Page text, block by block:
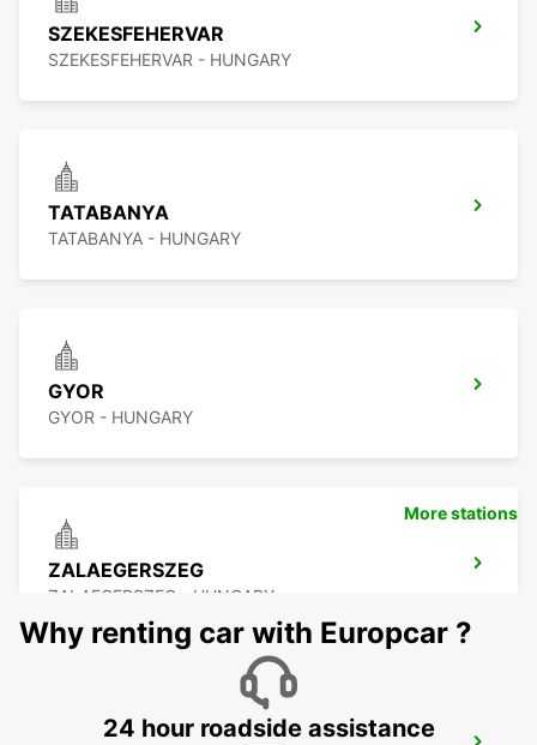
SZEKESFEHERVAR
SZEKESFEHERVAR - HUNGARY
TATABANYA
TATABANYA - HUNGARY
GYOR
GYOR - HUNGARY
ZALAEGERSZEG
ZALAEGERSZEG - HUNGARY
More stations
Why renting car with Europcar ?
24 hour roadside assistance